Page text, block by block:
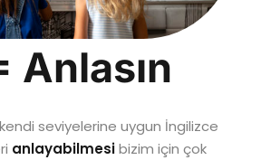
Anlasın
kendi seviyelerine uygun İngilizce
anlayabilmesibizim için çok